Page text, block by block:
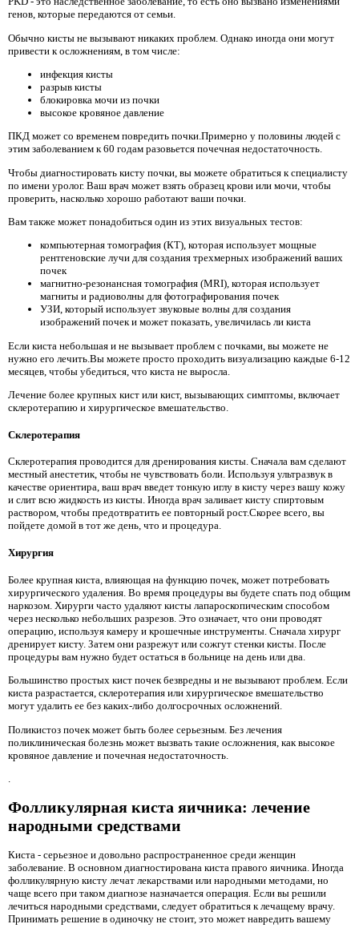
генов, которые передаются от семьи.
Обычно кисты не вызывают никаких проблем. Однако иногда они могут
привести к осложнениям, в том числе:
инфекция кисты
разрыв кисты
блокировка мочи из почки
высокое кровяное давление
ПКД может со временем повредить почки.Примерно у половины людей с
этим заболеванием к 60 годам разовьется почечная недостаточность.
Чтобы диагностировать кисту почки, вы можете обратиться к специалисту
по имени уролог. Ваш врач может взять образец крови или мочи, чтобы
проверить, насколько хорошо работают ваши почки.
Вам также может понадобиться один из этих визуальных тестов:
компьютерная томография (КТ), которая использует мощные
рентгеновские лучи для создания трехмерных изображений ваших
почек
магнитно-резонансная томография (MRI), которая использует
магниты и радиоволны для фотографирования почек
УЗИ, который использует звуковые волны для создания
изображений почек и может показать, увеличилась ли киста
Если киста небольшая и не вызывает проблем с почками, вы можете не
нужно его лечить.Вы можете просто проходить визуализацию каждые 6-12
месяцев, чтобы убедиться, что киста не выросла.
Лечение более крупных кист или кист, вызывающих симптомы, включает
склеротерапию и хирургическое вмешательство.
Склеротерапия
Склеротерапия проводится для дренирования кисты. Сначала вам сделают
местный анестетик, чтобы не чувствовать боли. Используя ультразвук в
качестве ориентира, ваш врач введет тонкую иглу в кисту через вашу кожу
и слит всю жидкость из кисты. Иногда врач заливает кисту спиртовым
раствором, чтобы предотвратить ее повторный рост.Скорее всего, вы
пойдете домой в тот же день, что и процедура.
Хирургия
Более крупная киста, влияющая на функцию почек, может потребовать
хирургического удаления. Во время процедуры вы будете спать под общим
наркозом. Хирурги часто удаляют кисты лапароскопическим способом
через несколько небольших разрезов. Это означает, что они проводят
операцию, используя камеру и крошечные инструменты. Сначала хирург
дренирует кисту. Затем они разрежут или сожгут стенки кисты. После
процедуры вам нужно будет остаться в больнице на день или два.
Большинство простых кист почек безвредны и не вызывают проблем. Если
киста разрастается, склеротерапия или хирургическое вмешательство
могут удалить ее без каких-либо долгосрочных осложнений.
Поликистоз почек может быть более серьезным. Без лечения
поликлиническая болезнь может вызвать такие осложнения, как высокое
кровяное давление и почечная недостаточность.
Фолликулярная киста яичника: лечение
народными средствами
Киста - серьезное и довольно распространенное среди женщин
заболевание. В основном диагностирована киста правого яичника. Иногда
фолликулярную кисту лечат лекарствами или народными методами, но
чаще всего при таком диагнозе назначается операция. Если вы решили
лечиться народными средствами, следует обратиться к лечащему врачу.
Принимать решение в одиночку не стоит, это может навредить вашему